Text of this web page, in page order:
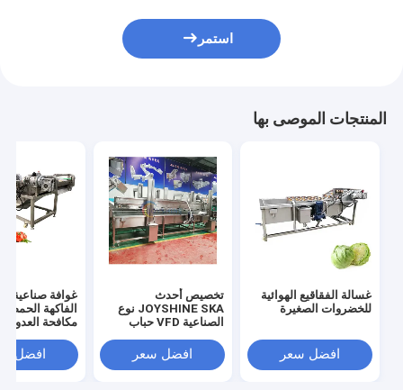
استمر
المنتجات الموصى بها
غسالة الفقاقيع الهوائية
للخضروات الصغيرة
افضل سعر
تخصيص أحدث
JOYSHINE SKA نوع
الصناعية VFD حباب
افضل سعر
غوافة صناعية
الفاكهة
مكافحة العدوى
JOYSHINE
افضل